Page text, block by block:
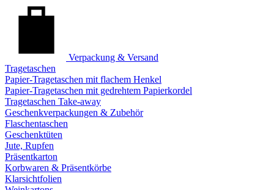
Verpackung & Versand
Tragetaschen
Papier-Tragetaschen mit flachem Henkel
Papier-Tragetaschen mit gedrehtem Papierkordel
Tragetaschen Take-away
Geschenkverpackungen & Zubehör
Flaschentaschen
Geschenktüten
Jute, Rupfen
Präsentkarton
Korbwaren & Präsentkörbe
Klarsichtfolien